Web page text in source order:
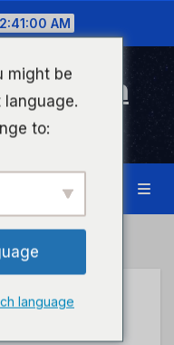
2:41:00 AM
Kreuznach
might be
language.
to:
language